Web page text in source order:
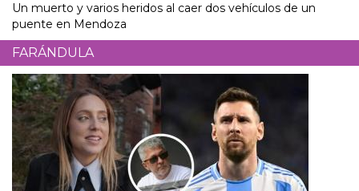
Un muerto y varios heridos al caer dos vehículos de un
puente en Mendoza
FARÁNDULA